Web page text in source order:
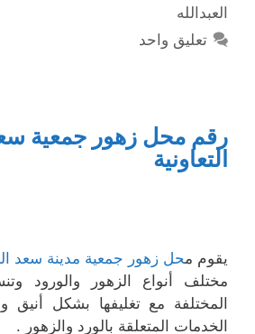
العبدالله
تعليق واحد
رقم محل زهور جمعية سعد
التعاونية
يقوم محل زهور جمعية مدينة سعد
مختلف أنواع الزهور والورود
المختلفة مع تغليفها بشكل أنيق
الخدمات المتعلقة بالورد والزهور .